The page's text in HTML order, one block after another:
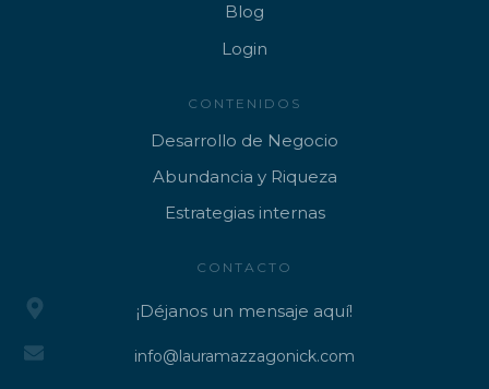
Blog
Login
CONTENIDOS
Desarrollo de Negocio
Abundancia y Riqueza
Estrategias internas
CONTACTO
¡Déjanos un mensaje aquí!
info@lauramazzagonick.com